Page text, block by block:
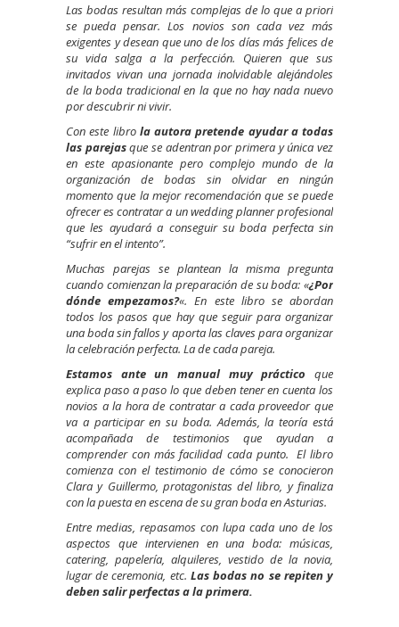
Las bodas resultan más complejas de lo que a priori
se pueda pensar. Los novios son cada vez más
exigentes y desean que uno de los días más felices de
su vida salga a la perfección. Quieren que sus
invitados vivan una jornada inolvidable alejándoles
de la boda tradicional en la que no hay nada nuevo
por descubrir ni vivir.
Con este librola autora pretende ayudar a todas
las parejasque se adentran por primera y única vez
en este apasionante pero complejo mundo de la
organización de bodas sin olvidar en ningún
momento que la mejor recomendación que se puede
ofrecer es contratar a un wedding planner profesional
que les ayudará a conseguir su boda perfecta sin
“sufrir en el intento”.
Muchas parejas se plantean la misma pregunta
cuando comienzan la preparación de su boda: «¿Por
dónde empezamos?«. En este libro se abordan
todos los pasos que hay que seguir para organizar
una boda sin fallos y aporta las claves para organizar
la celebración perfecta. La de cada pareja.
Estamos ante un manual muy práctico que
explica paso a paso lo que deben tener en cuenta los
novios a la hora de contratar a cada proveedor que
va a participar en su boda. Además, la teoría está
acompañada de testimonios que ayudan a
comprender con más facilidad cada punto. El libro
comienza con el testimonio de cómo se conocieron
Clara y Guillermo, protagonistas del libro, y finaliza
con la puesta en escena de su gran boda en Asturias.
Entre medias, repasamos con lupa cada uno de los
aspectos que intervienen en una boda: músicas,
catering, papelería, alquileres, vestido de la novia,
lugar de ceremonia, etc. Las bodas no se repiten y
deben salir perfectas a la primera.